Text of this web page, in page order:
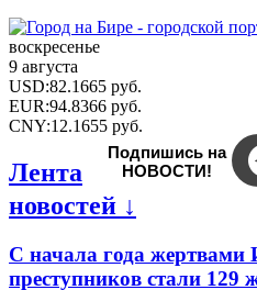
воскресенье
9 августа
USD:82.1665 руб.
EUR:94.8366 руб.
CNY:12.1655 руб.
Подпишись на
НОВОСТИ!
Лента
новостей ↓
С начала года жертвами
преступников стали 129